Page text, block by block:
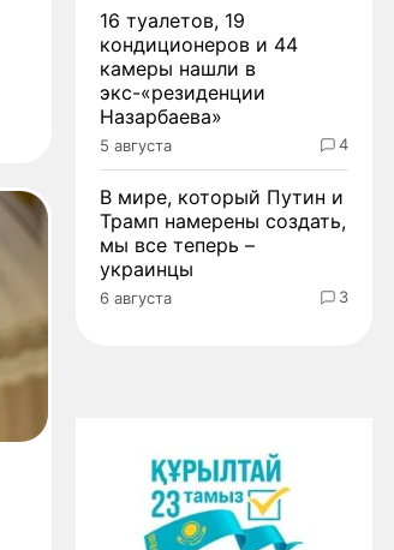
16 туалетов, 19
кондиционеров и 44
камеры нашли в
экс-«резиденции
Назарбаева»
5 августа 4
В мире, который Путин и
Трамп намерены создать,
мы все теперь –
украинцы
6 августа 3